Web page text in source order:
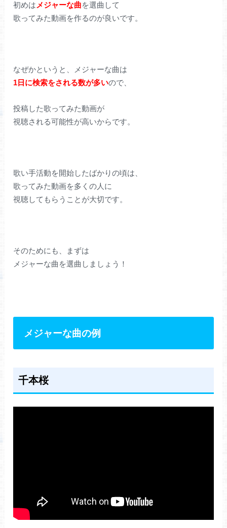
初めは メジャーな曲を選曲して
歌ってみた動画を作るのが良いです。
なぜかというと、メジャーな曲は
1日に検索をされる数が多いので、
投稿した歌ってみた動画が
視聴される可能性が高いからです。
歌い手活動を開始したばかりの頃は、
歌ってみた動画を多くの人に
視聴してもらうことが大切です。
そのためにも、まずは
メジャーな曲を選曲しましょう！
メジャーな曲の例
千本桜